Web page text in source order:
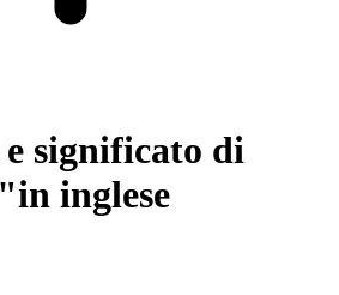
significato di
inglese